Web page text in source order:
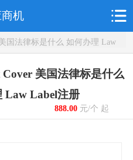
机
国法律标是什么 如何办理 Law
Cover 美国法律标是什么
Law Label注册
888.00元/个 起